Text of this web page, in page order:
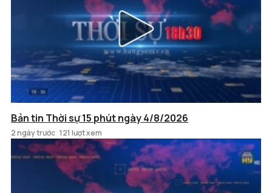
Bản tin Thời sự 15 phút ngày 4/8/2026
2 ngày trước 121 lượt xem